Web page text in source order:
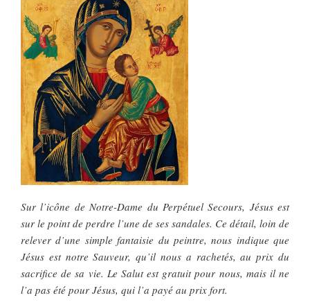
Sur l’icône de Notre-Dame du Perpétuel Secours, Jésus est
sur le point de perdre l’une de ses sandales. Ce détail, loin de
relever d’une simple fantaisie du peintre, nous indique que
Jésus est notre Sauveur, qu’il nous a rachetés, au prix du
sacrifice de sa vie. Le Salut est gratuit pour nous, mais il ne
l’a pas été pour Jésus, qui l’a payé au prix fort.